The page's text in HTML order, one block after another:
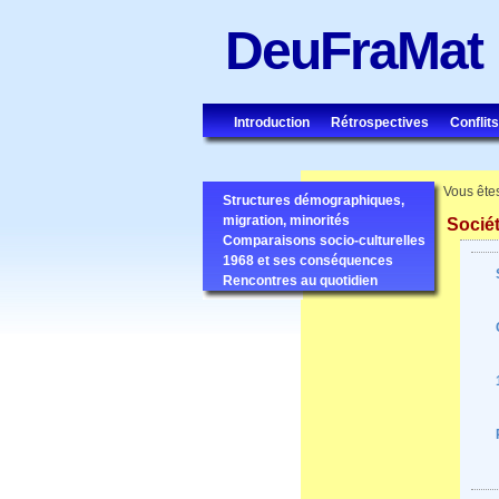
DeuFraMat
Introduction Rétrospectives Conflits
Structures démographiques,
migration, minorités
Comparaisons socio-culturelles
1968 et ses conséquences
Rencontres au quotidien
Vous